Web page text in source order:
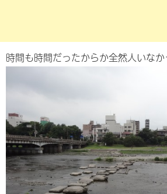
時間も時間だったからか全然人いな